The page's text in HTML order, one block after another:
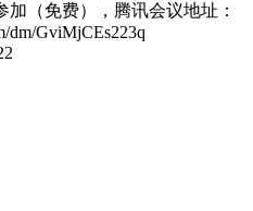
（免费），腾讯会议地址：
dm/GviMjCEs223q